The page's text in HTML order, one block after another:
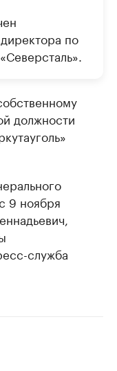
по
должности
9 ноября
служба